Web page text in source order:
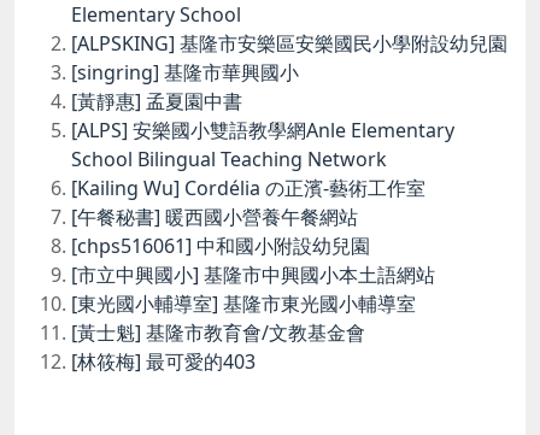
Elementary School
[ALPSKING] 基隆市安樂區安樂國民小學附設幼兒園
[singring] 基隆市華興國小
[黃靜惠] 孟夏園中書
[ALPS] 安樂國小雙語教學網Anle Elementary
School Bilingual Teaching Network
[Kailing Wu] Cordélia の正濱-藝術工作室
[午餐秘書] 暖西國小營養午餐網站
[chps516061] 中和國小附設幼兒園
[市立中興國小] 基隆市中興國小本土語網站
[東光國小輔導室] 基隆市東光國小輔導室
[黃士魁] 基隆市教育會/文教基金會
[林筱梅] 最可愛的403